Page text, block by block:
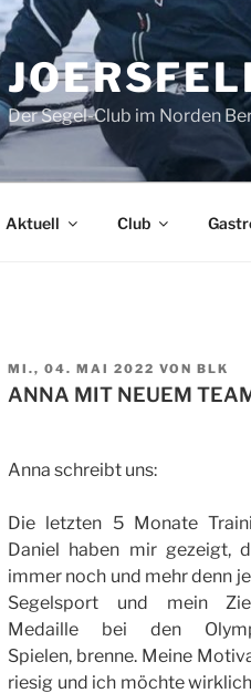
Der Segel-Club im Norden
Aktuell Club
VERÖFFENTLICHT
AM
MI., 04. MAI 2022 VON BLK
ANNA MIT NEUEM
Anna schreibt uns:
Die letzten 5 Monate
Daniel haben mir gezeigt,
immer noch und mehr denn
Segelsport und mein
Medaille bei den
Spielen, brenne. Meine
riesig und ich möchte